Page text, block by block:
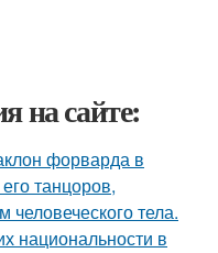
на сайте:
форварда в
танцоров,
тела.
национальности в